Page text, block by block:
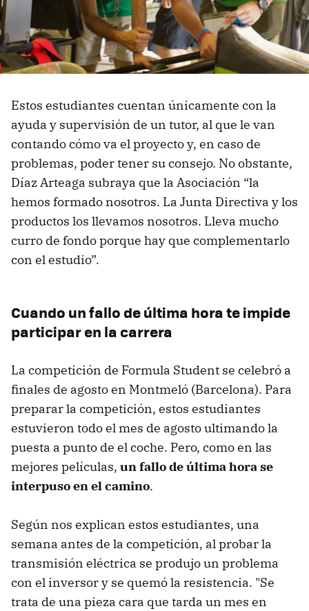
Estos estudiantes cuentan únicamente con la
ayuda y supervisión de un tutor, al que le van
contando cómo va el proyecto y, en caso de
problemas, poder tener su consejo. No obstante,
Díaz Arteaga subraya que la Asociación “la
hemos formado nosotros. La Junta Directiva y los
productos los llevamos nosotros. Lleva mucho
curro de fondo porque hay que complementarlo
con el estudio”.
Cuando un fallo de última hora te impide
participar en la carrera
La competición de Formula Student se celebró a
finales de agosto en Montmeló (Barcelona). Para
preparar la competición, estos estudiantes
estuvieron todo el mes de agosto ultimando la
puesta a punto de el coche. Pero, como en las
mejores películas, un fallo de última hora se
interpuso en el camino.
Según nos explican estos estudiantes, una
semana antes de la competición, al probar la
transmisión eléctrica se produjo un problema
con el inversor y se quemó la resistencia. "Se
trata de una pieza cara que tarda un mes en